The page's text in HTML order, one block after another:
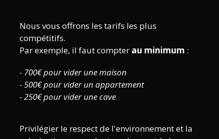
Nous vous offrons les tarifs les plus
compétitifs.
Par exemple, il faut compter au minimum :
- 700€ pour vider une maison
- 500€ pour vider un appartement
- 250€ pour vider une cave
Privilégier le respect de l'environnement et la